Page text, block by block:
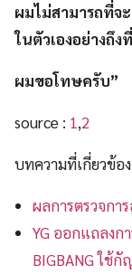
ผมไม่สามารถที่
ในตัวเองอย่างถึง
ผมขอโทษครับ”
source : 1,2
บทความที่เกี่ยวข้อง
ผลการตรวจกา
YG ออกแถลง
BIGBANG ใช้กั